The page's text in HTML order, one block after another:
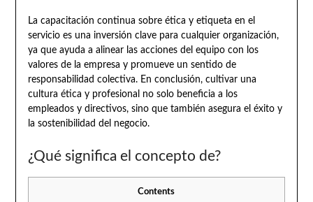
La capacitación continua sobre ética y etiqueta en el
servicio es una inversión clave para cualquier organización,
ya que ayuda a alinear las acciones del equipo con los
valores de la empresa y promueve un sentido de
responsabilidad colectiva. En conclusión, cultivar una
cultura ética y profesional no solo beneficia a los
empleados y directivos, sino que también asegura el éxito y
la sostenibilidad del negocio.
¿Qué significa el concepto de?
Contents